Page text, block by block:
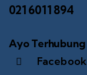
021 6011 894
Ayo Terhubung
Facebook